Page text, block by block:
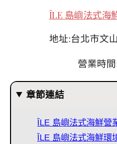
ÎLE 島嶼法式海
地址:台北市文
營業時
章節連結
ÎLE 島嶼法式海鮮營
ÎLE 島嶼法式海鮮環